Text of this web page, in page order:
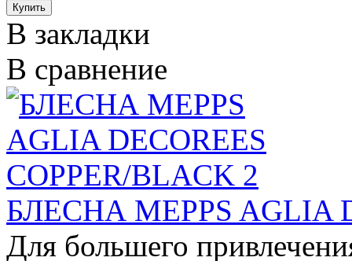
В закладки
В сравнение
БЛЕСНА MEPPS AGLIA
Для большего